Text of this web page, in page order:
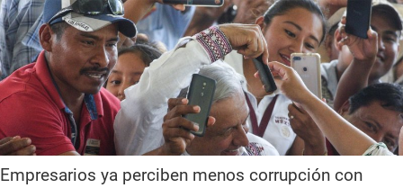
Empresarios ya perciben menos corrupción con